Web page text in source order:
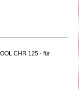
CHR 125 - für